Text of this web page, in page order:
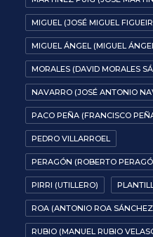
MIGUEL (JOSÉ MIGUEL
MIGUEL ÁNGEL (MIGUEL
MORALES (DAVID MORALES
NAVARRO (JOSÉ ANTONIO
PACO PEÑA (FRANCISCO
PEDRO VILLARROEL
PERAGÓN (ROBERTO
PIRRI (UTILLERO)
ROA (ANTONIO ROA
RUBIO (MANUEL RUBIO